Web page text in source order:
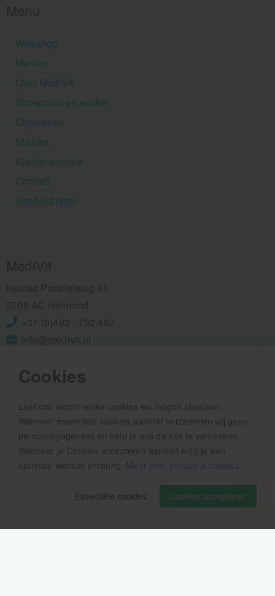
Cookies
Laat ons weten welke cookies we mogen plaatsen.
Wanneer essentiële cookies aanklikt verzamelen wij geen
persoonsgegevens en help je ons de site te verbeteren.
Wanneer je Cookies accepteren aanklikt krijg je een
optimale website ervaring. Meer over privacy & cookies
Cookies accepteren
Essentiële cookies
Webshop
Merken
Over MediVit
Showroom en winkel
Cursussen
Nieuws
Klantenservice
Contact
Aanbiedingen
Maandag t/m vrijdag
08.00 - 12.30u
13.00 - 16.00u
Wij pauzeren tussen 12.30 en 13.00u
Als eerste op de hoogte zijn van het laatste nieuws: